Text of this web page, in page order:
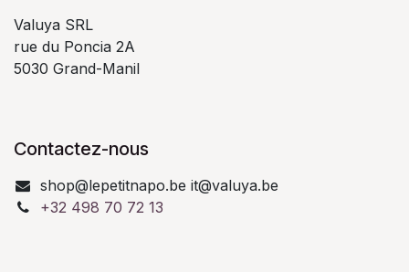
Valuya SRL
rue du Poncia 2A
5030 Grand-Manil
Contactez-nous
shop@lepetitnapo.be it@valuya.be
+32 498 70 72 13